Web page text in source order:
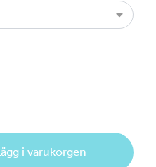
i varukorgen